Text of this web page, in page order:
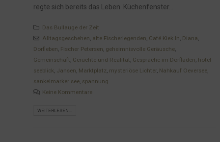
regte sich bereits das Leben. Küchenfenster...
Das Bullauge der Zeit
Alltagsgeschehen, alte Fischerlegenden, Café Kiek In, Diana,
Dorfleben, Fischer Petersen, geheimnisvolle Geräusche,
Gemeinschaft, Gerüchte und Realität, Gespräche im Dorfladen, hotel
seeblick, Jansen, Marktplatz, mysteriöse Lichter, Nahkauf Oeversee,
sankelmarker see, spannung
Keine Kommentare
WEITERLESEN...